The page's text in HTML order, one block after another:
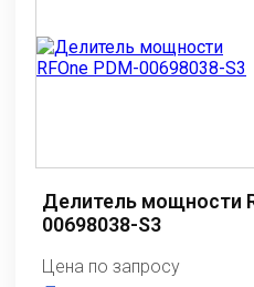
Делитель мощности
00698038-S3
Цена по запросу